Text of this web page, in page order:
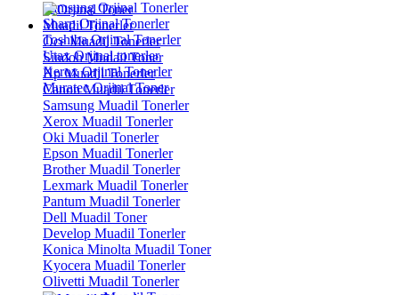
Samsung Orjinal Tonerler
Sharp Orjinal Tonerler
Toshiba Orjinal Tonerler
Utax Orjinal tonerler
Xerox Orjinal Tonerler
Muratec Orjinal Toner
Muadil Tonerler
Oce Muadil Tonerler
Sindoh Mudail Toner
Hp Muadil Tonerler
Canon Muadil Tonerler
Samsung Muadil Tonerler
Xerox Muadil Tonerler
Oki Muadil Tonerler
Epson Muadil Tonerler
Brother Muadil Tonerler
Lexmark Muadil Tonerler
Pantum Muadil Tonerler
Dell Muadil Toner
Develop Muadil Tonerler
Konica Minolta Muadil Toner
Kyocera Muadil Tonerler
Olivetti Muadil Tonerler